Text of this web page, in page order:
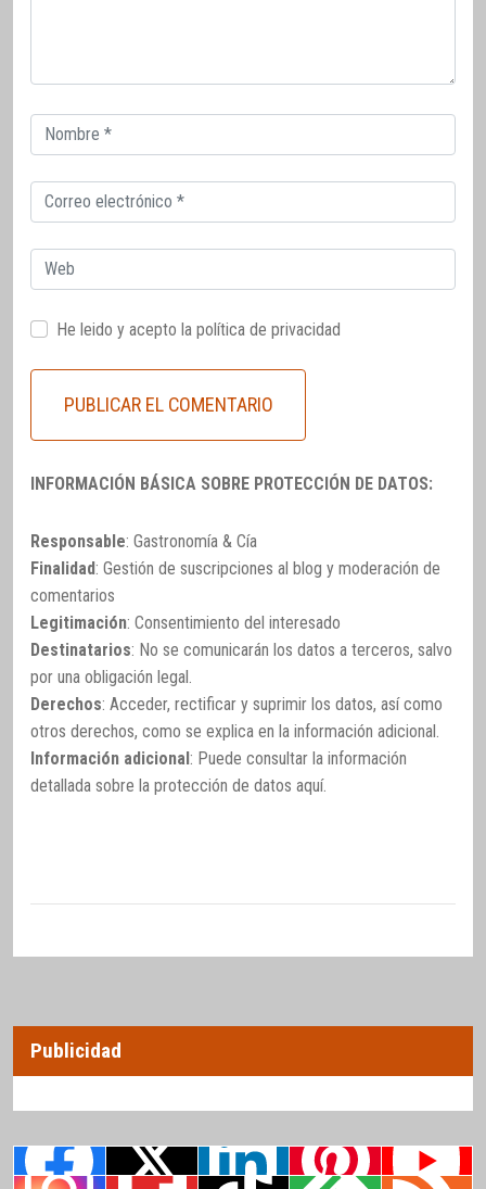
Correo
electrónico
Correo
electrónico
Web
He leido y acepto la política de privacidad
INFORMACIÓN BÁSICA SOBRE PROTECCIÓN DE DATOS:
Responsable: Gastronomía & Cía
Finalidad: Gestión de suscripciones al blog y moderación de
comentarios
Legitimación: Consentimiento del interesado
Destinatarios: No se comunicarán los datos a terceros, salvo
por una obligación legal.
Derechos: Acceder, rectificar y suprimir los datos, así como
otros derechos, como se explica en la información adicional.
Información adicional: Puede consultar la información
detallada sobre la protección de datos aquí.
Publicidad